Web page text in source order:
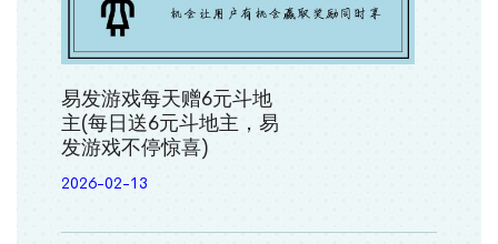
易发游戏每天赠6元斗地
主(每日送6元斗地主，易
发游戏不停惊喜)
2026-02-13